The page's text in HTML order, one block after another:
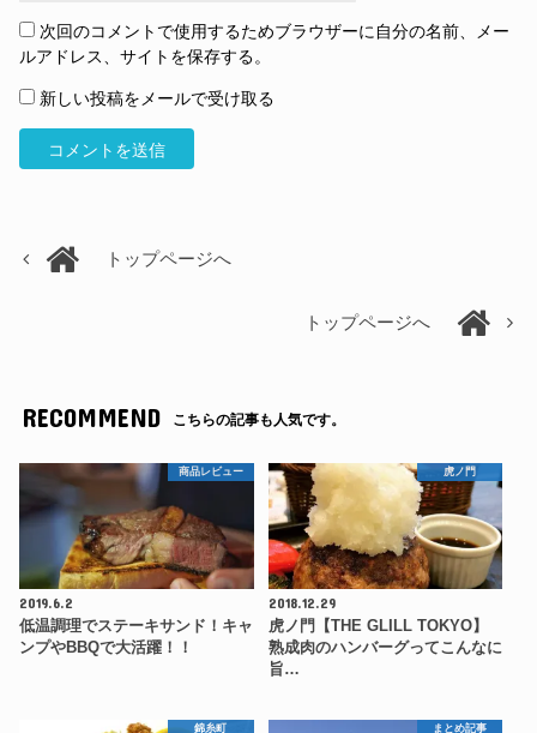
次回のコメントで使用するためブラウザーに自分の名前、メー
ルアドレス、サイトを保存する。
新しい投稿をメールで受け取る
トップページへ
トップページへ
RECOMMEND こちらの記事も人気です。
商品レビュー
2019.6.2
低温調理でステーキサンド！キャ
ンプやBBQで大活躍！！
虎ノ門
2018.12.29
虎ノ門【THE GLILL TOKYO】
熟成肉のハンバーグってこんなに
旨…
錦糸町 まとめ記事